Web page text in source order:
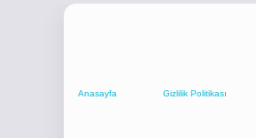
Anasayfa Gizlilik Politikası